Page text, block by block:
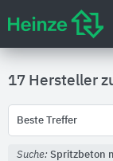
17 Hersteller
Beste Treffer
Suche: Spritzbeton